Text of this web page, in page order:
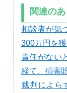
関連の
相談者が気
300万円を獲
責任がない
経て、損害
裁判によら